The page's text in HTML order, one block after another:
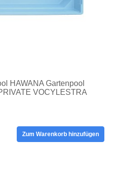
HAWANA Gartenpool
VOCYLESTRA
Zum Warenkorb hinzufügen